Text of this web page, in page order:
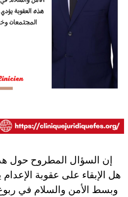
إن السؤال المطروح حول
هل الإبقاء على عقوبة الإعدام
وبسط الأمن والسلام في ربوع